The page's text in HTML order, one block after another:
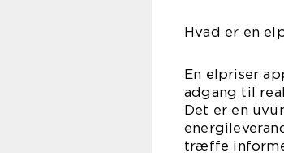
Hvad er en
En elpriser
adgang til
Det er en
træffe